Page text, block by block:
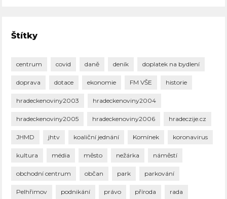
Štítky
centrum covid daně deník doplatek na bydlení
doprava dotace ekonomie FM VŠE historie
hradeckenoviny2003 hradeckenoviny2004
hradeckenoviny2005 hradeckenoviny2006 hradeczije.cz
JHMD jhtv koaliční jednání Komínek koronavirus
kultura média město nežárka náměstí
obchodní centrum občan park parkování
Pelhřimov podnikání právo příroda rada